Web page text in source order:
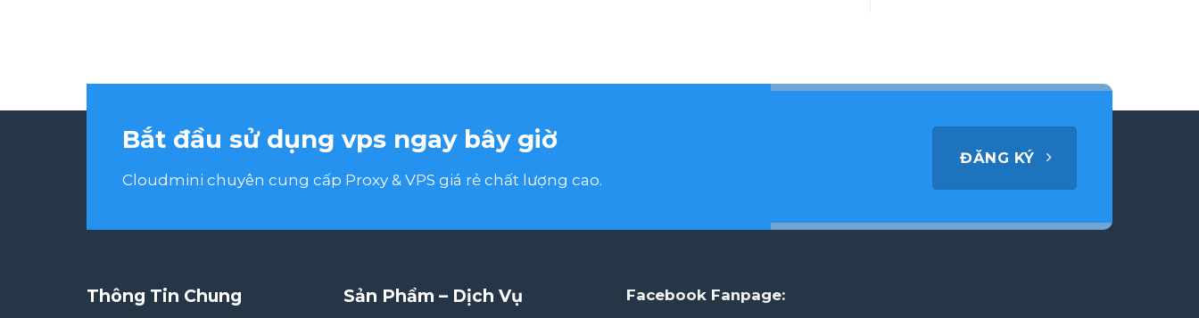
Bắt đầu sử dụng vps ngay bây giờ
Cloudmini chuyên cung cấp Proxy & VPS giá rẻ chất lượng cao.
ĐĂNG KÝ
Thông Tin Chung Sản Phẩm – Dịch Vụ Facebook Fanpage: